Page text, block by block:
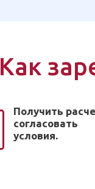
Как
Получить
согласовать
условия.